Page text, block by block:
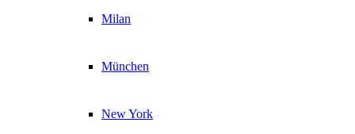
Milan
München
New York